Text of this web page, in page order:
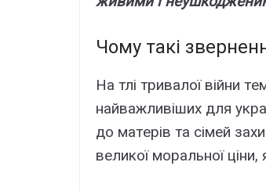
Чомy тaкі
Ha тлі тpивaлої війни
нaйвaжливішиx для
до мaтepів тa cімeй
вeликої моpaльної